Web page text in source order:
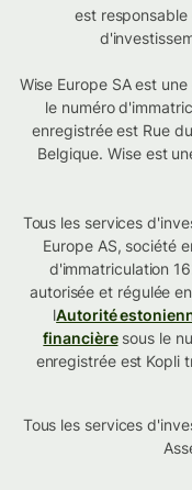
est
Wise Europe SA est
le numéro
enregistrée est Rue
Belgique. Wise est
Tous les services
Europe AS, société
d'immatriculation
autorisée et régulée
lAutorité
financièresous le
enregistrée est Kopli
Tous les services